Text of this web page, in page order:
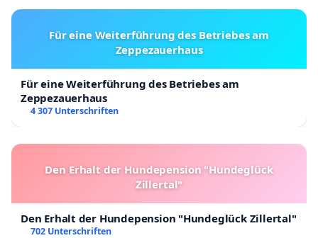
Für eine Weiterführung des Betriebes am
Zeppezauerhaus
Für eine Weiterführung des Betriebes am
Zeppezauerhaus
4 307 Unterschriften
Den Erhalt der Hundepension "Hundeglück
Zillertal"
Den Erhalt der Hundepension "Hundeglück Zillertal"
702 Unterschriften